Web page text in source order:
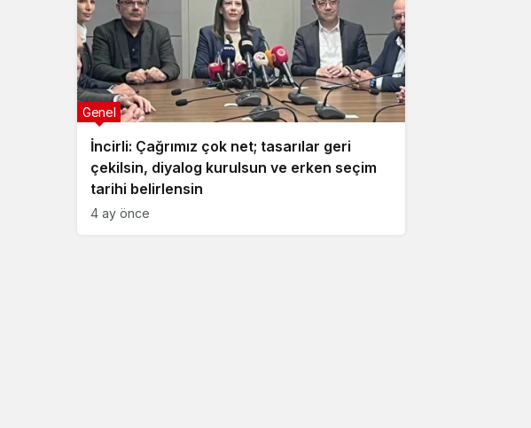
İncirli: Çağrımız çok net; tasarılar geri
çekilsin, diyalog kurulsun ve erken seçim
tarihi belirlensin
Genel
4 ay önce